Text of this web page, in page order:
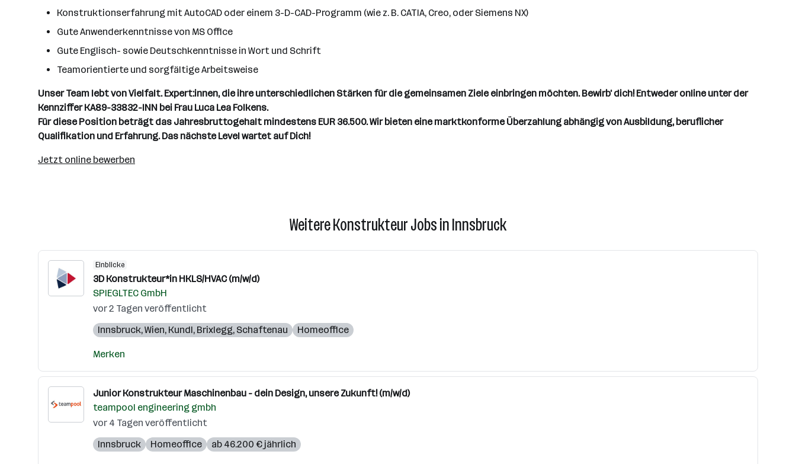
Konstruktionserfahrung mit AutoCAD oder einem 3-D-CAD-Programm (wie z. B. CATIA, Creo, oder Siemens NX)
Gute Anwenderkenntnisse von MS Office
Gute Englisch- sowie Deutschkenntnisse in Wort und Schrift
Teamorientierte und sorgfältige Arbeitsweise
Unser Team lebt von Vielfalt. Expert:innen, die ihre unterschiedlichen Stärken für die gemeinsamen Ziele einbringen möchten. Bewirb' dich! Entweder online unter der
Kennziffer KA89-33832-INN bei Frau Luca Lea Folkens.
Für diese Position beträgt das Jahresbruttogehalt mindestens EUR 36.500. Wir bieten eine marktkonforme Überzahlung abhängig von Ausbildung, beruflicher
Qualifikation und Erfahrung. Das nächste Level wartet auf Dich!
Jetzt online bewerben
Weitere Konstrukteur Jobs in Innsbruck
Einblicke
3D Konstrukteur*in HKLS/HVAC (m/w/d)
SPIEGLTEC GmbH
vor 2 Tagen veröffentlicht
Innsbruck,Wien, Kundl, Brixlegg, Schaftenau Homeoffice
Merken
Junior Konstrukteur Maschinenbau - dein Design, unsere Zukunft! (m/w/d)
teampool engineering gmbh
vor 4 Tagen veröffentlicht
Innsbruck
Homeoffice ab 46.200 € jährlich